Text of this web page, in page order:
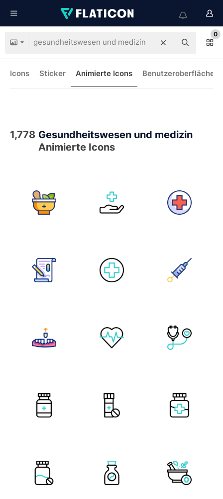
0
Icons Sticker Animierte Icons
1,778 Gesundheitswesen und medizin
Animierte Icons